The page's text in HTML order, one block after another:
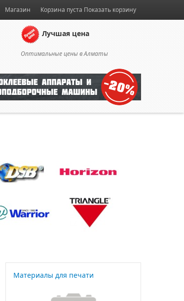
Корзина пуста Показать корзину
Магазин
Лучшая цена
Оптимальные цены в Алматы
Материалы для печати